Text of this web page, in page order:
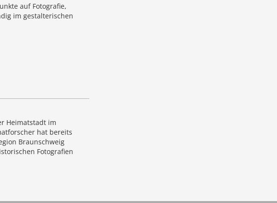
auf Fotografie,
im gestalterischen
Heimatstadt im
hat bereits
Braunschweig
Fotografien